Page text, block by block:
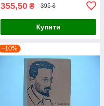
355,50 ₴ 395 ₴
Купити
–10%